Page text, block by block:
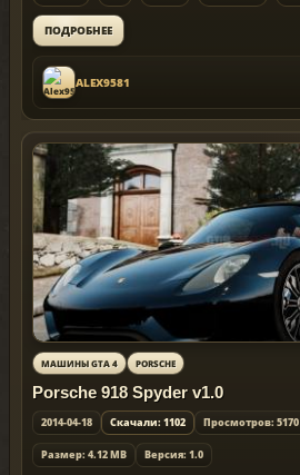
ПОДРОБНЕЕ
ALEX9581
МАШИНЫ GTA 4 PORSCHE
Porsche 918 Spyder v1.0
2014-04-18 Скачали: 1102 Просмотров: 5170
Размер: 4.12 MB Версия: 1.0